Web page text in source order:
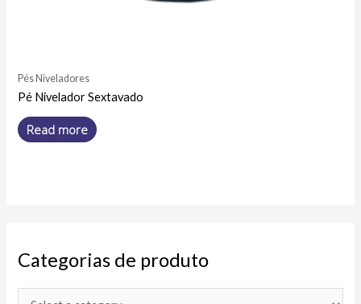
Pés Niveladores
Pé Nivelador Sextavado
Read more
Categorias de produto